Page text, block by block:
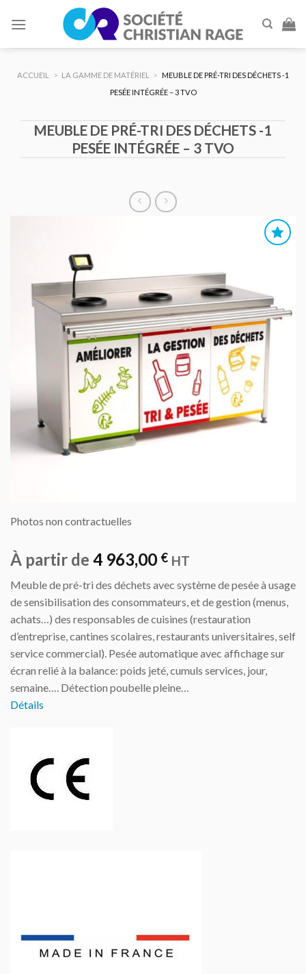
ACCUEIL > LA GAMME DE MATÉRIEL > MEUBLE DE PRÉ-TRI DES DÉCHETS -1
PESÉE INTÉGRÉE – 3 TVO
MEUBLE DE PRÉ-TRI DES DÉCHETS -1
PESÉE INTÉGRÉE – 3 TVO
AU DEVIS
Photos non contractuelles
À partir de 4 963,00 € HT
Meuble de pré-tri des déchets avec système de pesée à usage
de sensibilisation des consommateurs, et de gestion (menus,
achats…) des responsables de cuisines (restauration
d’entreprise, cantines scolaires, restaurants universitaires, self
service commercial). Pesée automatique avec affichage sur
écran relié à la balance: poids jeté, cumuls services, jour,
semaine…. Détection poubelle pleine…
Détails